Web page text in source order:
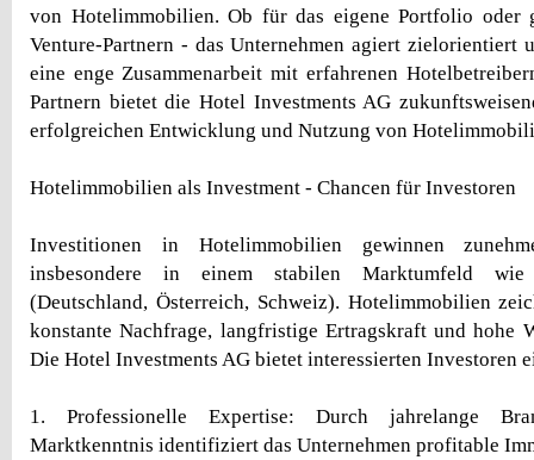
von Hotelimmobilien. Ob für das eigene Portfolio oder
Venture-Partnern - das Unternehmen agiert zielorientiert
eine enge Zusammenarbeit mit erfahrenen
Partnern bietet die Hotel Investments AG
erfolgreichen Entwicklung und Nutzung von
Hotelimmobilien als Investment - Chancen für Investoren
Investitionen in Hotelimmobilien gewinnen
insbesondere in einem stabilen Marktumfeld wie
(Deutschland, Österreich, Schweiz). Hotelimmobilien
konstante Nachfrage, langfristige Ertragskraft und hohe
Die Hotel Investments AG bietet interessierten Investoren
1. Professionelle Expertise: Durch jahrelange
Marktkenntnis identifiziert das Unternehmen profitable